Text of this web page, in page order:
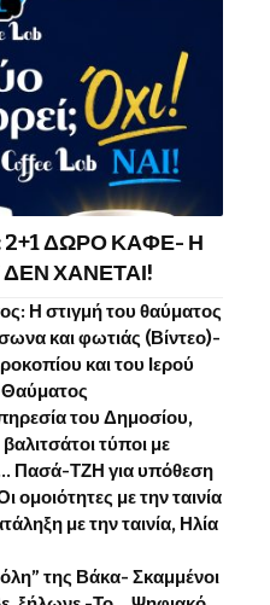
2+1 ΔΩΡΟ ΚΑΦΕ- Η
ΧΑΝΕΤΑΙ!
Η στιγμή του θαύματος
και φωτιάς (Βίντεο)-
και του Ιερού
του Δημοσίου,
τύποι με
Πασά-ΤΖΗ για υπόθεση
με την ταινία
με την ταινία, Ηλία
της Βάκα- Σκαμμένοι